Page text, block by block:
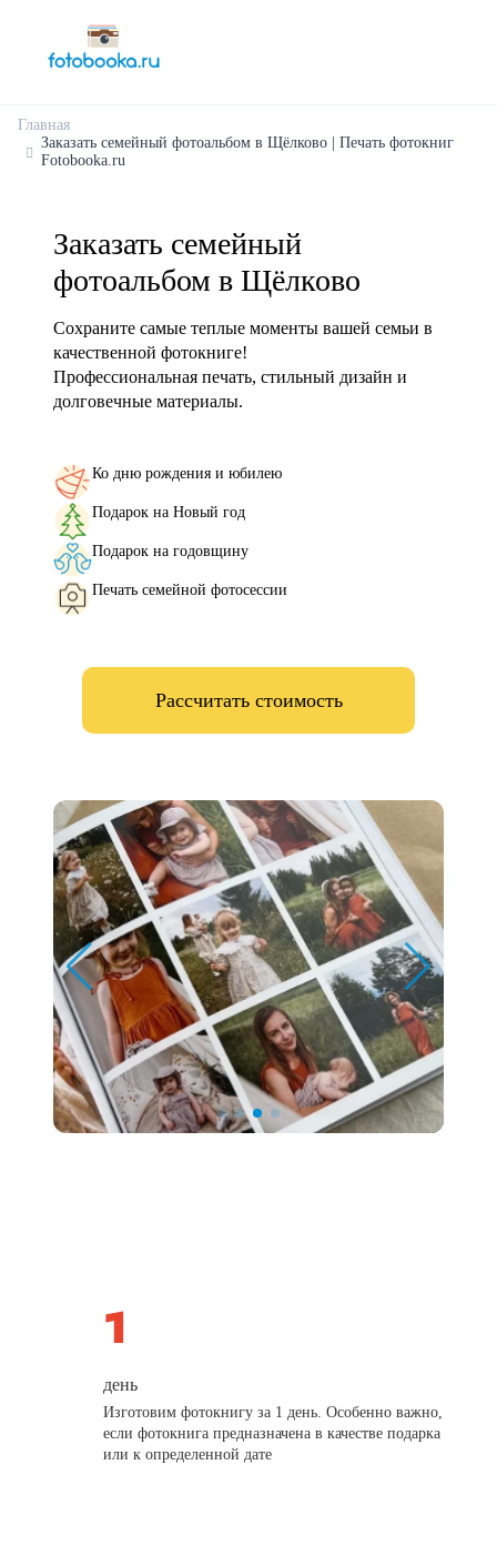
Главная
Заказать семейный фотоальбом в Щёлково | Печать фотокниг
Fotobooka.ru
Заказать семейный
фотоальбом в Щёлково
Сохраните самые теплые моменты вашей семьи в
качественной фотокниге!
Профессиональная печать, стильный дизайн и
долговечные материалы.
Ко дню рождения и юбилею
Подарок на Новый год
Подарок на годовщину
Печать семейной фотосессии
Рассчитать стоимость
день
Изготовим фотокнигу за 1 день. Особенно важно,
если фотокнига предназначена в качестве подарка
или к определенной дате